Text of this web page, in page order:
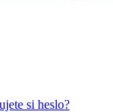
si heslo?